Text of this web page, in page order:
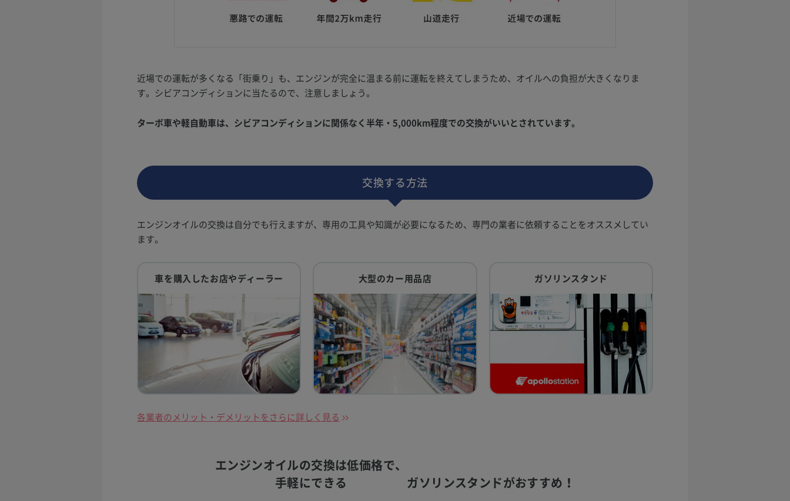
近場での運転が多くなる「街乗り」も、エンジンが完全に温まる前に運転を終えてしまうため、オイルへの負担が大きくなりま
す。シビアコンディションに当たるので、注意しましょう。
ターボ車や軽自動車は、シビアコンディションに関係なく半年・5,000km程度での交換がいいとされています。
交換する方法
エンジンオイルの交換は自分でも行えますが、専用の工具や知識が必要になるため、専門の業者に依頼することをオススメしてい
ます。
車を購入したお店やディーラー 大型のカー用品店 ガソリンスタンド
各業者のメリット・デメリットをさらに詳しく見る
エンジンオイルの交換は低価格で、
手軽にできる
ガソリンスタンドがおすすめ！